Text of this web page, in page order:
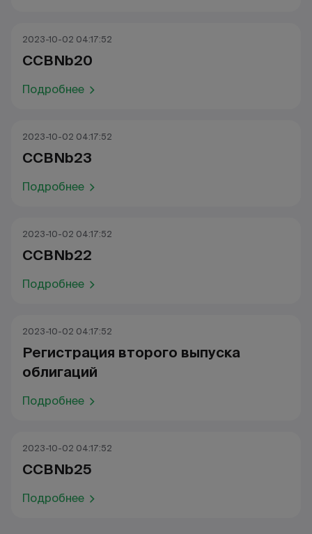
2023-10-02 04:17:52
CCBNb20
Подробнее
2023-10-02 04:17:52
CCBNb23
Подробнее
2023-10-02 04:17:52
CCBNb22
Подробнее
2023-10-02 04:17:52
Регистрация второго выпуска
облигаций
Подробнее
2023-10-02 04:17:52
CCBNb25
Подробнее